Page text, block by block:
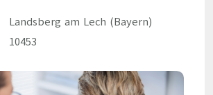
Landsberg am Lech (Bayern)
10453